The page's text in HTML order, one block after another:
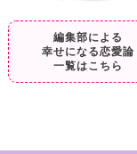
編集部による
幸せになる恋愛論
一覧はこちら